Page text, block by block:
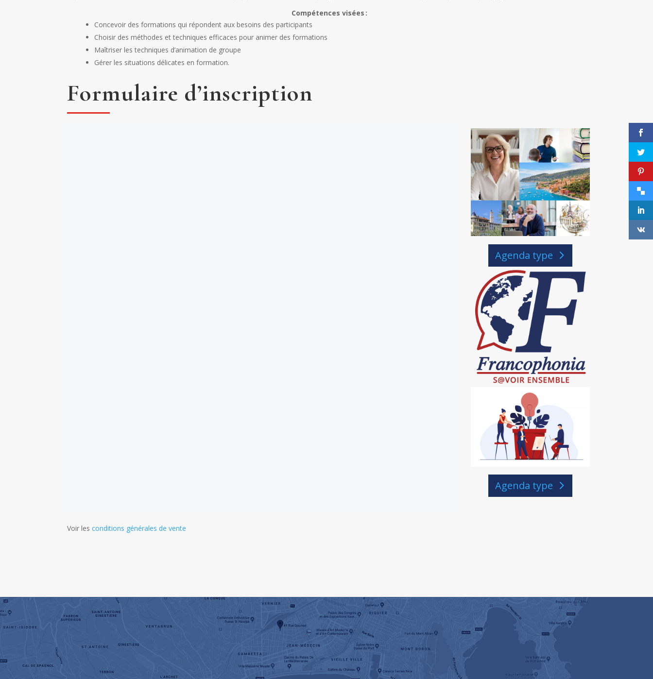
Compétences visées :
Concevoir des formations qui répondent aux besoins des participants
Choisir des méthodes et techniques efficaces pour animer des formations
Maîtriser les techniques d’animation de groupe
Gérer les situations délicates en formation.
Formulaire d’inscription
Voir lesconditions générales de vente
Agenda type
Agenda type